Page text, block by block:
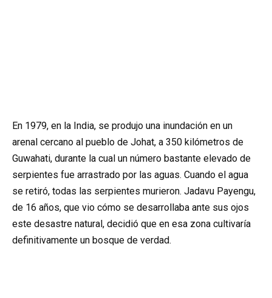
En 1979, en la India, se produjo una inundación en un
arenal cercano al pueblo de Johat, a 350 kilómetros de
Guwahati, durante la cual un número bastante elevado de
serpientes fue arrastrado por las aguas. Cuando el agua
se retiró, todas las serpientes murieron. Jadavu Payengu,
de 16 años, que vio cómo se desarrollaba ante sus ojos
este desastre natural, decidió que en esa zona cultivaría
definitivamente un bosque de verdad.